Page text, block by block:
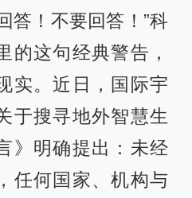
答！不要回答！”科
的这句经典警告，
实。近日，国际宇
于搜寻地外智慧生
》明确提出：未经
任何国家、机构与